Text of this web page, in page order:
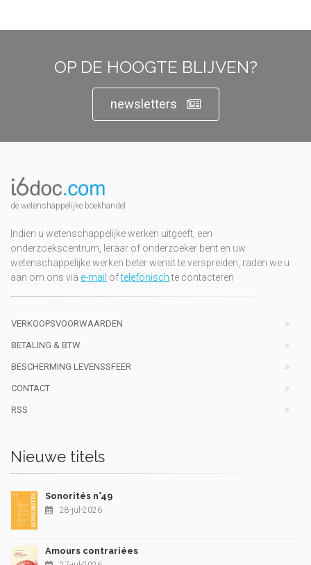
OP DE HOOGTE BLIJVEN?
newsletters
de wetenshappelijke boekhandel
Indien u wetenschappelijke werken uitgeeft, een
onderzoekscentrum, leraar of onderzoeker bent en uw
wetenschappelijke werken beter wenst te verspreiden, raden we u
aan om ons via e-mail oftelefonischte contacteren
VERKOOPSVOORWAARDEN
BETALING & BTW
BESCHERMING LEVENSSFEER
CONTACT
RSS
Nieuwe titels
Sonorités n°49
28-jul-2026
Amours contrariées